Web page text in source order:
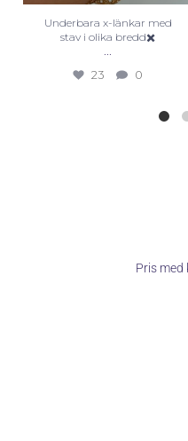
Underbara x-länkar med
stav i olika bredd✖️
...
23 0
Pris med